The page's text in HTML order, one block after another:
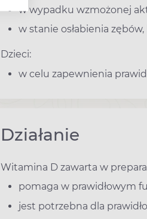
w wypadku wzmożonej
w stanie osłabienia
Dzieci:
w celu zapewnienia
Działanie
Witamina D zawarta w
pomaga w prawidłowym
jest potrzebna dla